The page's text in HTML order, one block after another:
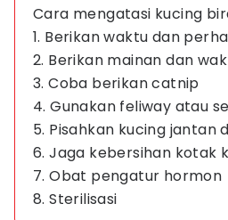
Cara mengatasi kucing
1. Berikan waktu dan
2. Berikan mainan dan
3. Coba berikan catnip
4. Gunakan feliway atau
5. Pisahkan kucing jantan
6. Jaga kebersihan kotak
7. Obat pengatur hormon
8. Sterilisasi